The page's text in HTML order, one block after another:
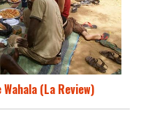
(La Review)